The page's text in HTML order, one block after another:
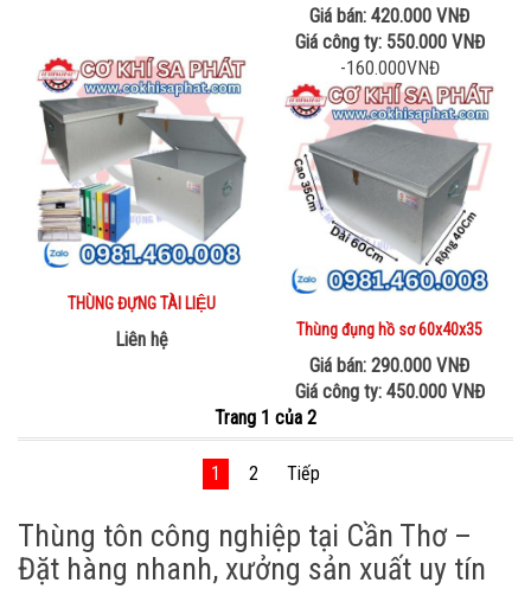
Giá bán: 420.000 VNĐ
Giá công ty: 550.000 VNĐ
THÙNG ĐỰNG TÀI LIỆU
Liên hệ
-160.000VNĐ
Thùng đụng hồ sơ 60x40x35
Giá bán: 290.000 VNĐ
Giá công ty: 450.000 VNĐ
Trang 1 của 2
1 2 Tiếp
Thùng tôn công nghiệp tại Cần Thơ –
Đặt hàng nhanh, xưởng sản xuất uy tín